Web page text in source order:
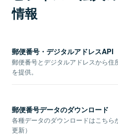
情報
郵便番号・デジタルアドレスAPI
郵便番号とデジタルアドレスから住
を提供。
郵便番号データのダウンロード
各種データのダウンロードはこちら
更新）